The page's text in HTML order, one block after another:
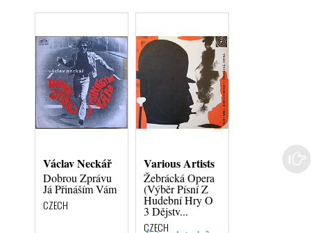
Václav Neckář
Dobrou Zprávu
Já Přináším Vám
CZECH
Various Artists
Žebrácká Opera
(Výběr Písní Z
Hudební Hry O
3 Dějstv...
CZECH
Karol Duchoň
Mám Dobrú